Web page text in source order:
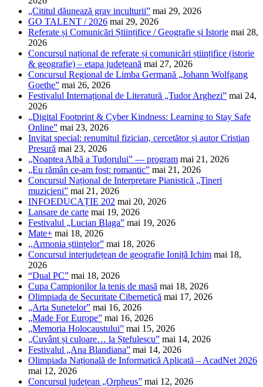
„Cititul dăunează grav inculturii” mai 29, 2026
GO TALENT / 2026 mai 29, 2026
Referate și Comunicări Științifice / Geografie și Istorie mai 28,
2026
Concursul național de referate și comunicări științifice (istorie
& geografie) – etapa județeană mai 27, 2026
Concursul Regional de Limba Germană „Johann Wolfgang
Goethe” mai 26, 2026
Festivalul Internațional de Literatură „Tudor Arghezi” mai 24,
2026
„Digital Footprint & Cyber Kindness: Learning to Stay Safe
Online” mai 23, 2026
Invitat special: renumitul fizician, cercetător și autor Cristian
Presură mai 23, 2026
„Noaptea Albă a Tudorului” — program mai 21, 2026
„Eu rămân ce-am fost: romantic” mai 21, 2026
Concursul Național de Interpretare Pianistică „Tineri
muzicieni” mai 21, 2026
INFOEDUCAȚIE 202 mai 20, 2026
Lansare de carte mai 19, 2026
Festivalul „Lucian Blaga” mai 19, 2026
Mate+ mai 18, 2026
,,Armonia științelor” mai 18, 2026
Concursul interjudețean de geografie Ioniță Ichim mai 18,
2026
“Dual PC” mai 18, 2026
Cupa Campionilor la tenis de masă mai 18, 2026
Olimpiada de Securitate Cibernetică mai 17, 2026
„Arta Sunetelor” mai 16, 2026
„Made For Europe” mai 16, 2026
„Memoria Holocaustului” mai 15, 2026
„Cuvânt și culoare… la Ștefulescu” mai 14, 2026
Festivalul „Ana Blandiana” mai 14, 2026
Olimpiada Națională de Informatică Aplicată – AcadNet 2026
mai 12, 2026
Concursul județean „Orpheus” mai 12, 2026